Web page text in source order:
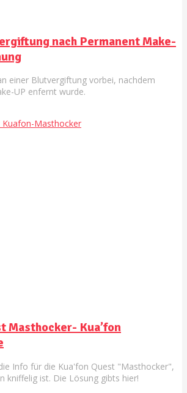
nach Permanent Make-
einer Blutvergiftung vorbei, nachdem
UP enfernt wurde.
Masthocker- Kua’fon
Info für die Kua'fon Quest "Masthocker",
kniffelig ist. Die Lösung gibts hier!